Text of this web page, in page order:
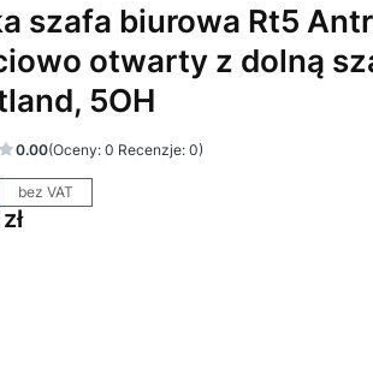
szafa biurowa Rt5
otwarty z dolną
5OH
0.00(Oceny: 0 Recenzje: 0)
bez VAT